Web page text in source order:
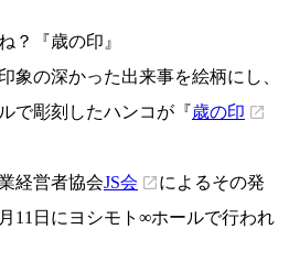
？『歳の印』
象の深かった出来事を絵柄にし、
で彫刻したハンコが『歳の印
経営者協会JS会
によるその発
11日にヨシモト∞ホールで行われ